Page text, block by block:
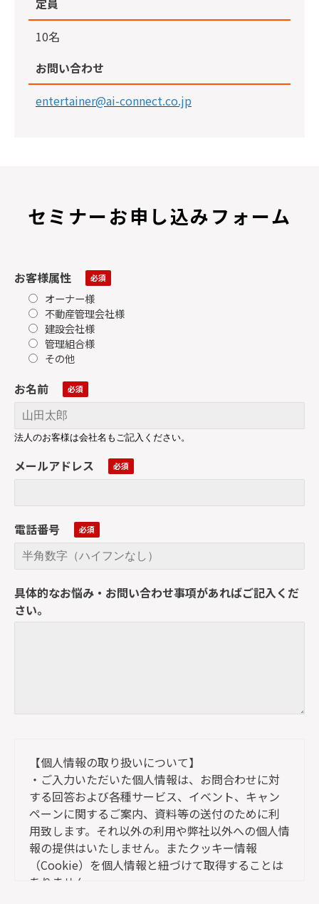
定員
10名
お問い合わせ
entertainer@ai-connect.co.jp
セミナーお申し込みフォーム
お客様属性
オーナー様
不動産管理会社様
建設会社様
管理組合様
その他
お名前
法人のお客様は会社名もご記入ください。
メールアドレス
電話番号
具体的なお悩み・お問い合わせ事項があればご記入くだ
さい。
【個人情報の取り扱いについて】
・ご入力いただいた個人情報は、お問合わせに対
する回答および各種サービス、イベント、キャン
ペーンに関するご案内、資料等の送付のために利
用致します。それ以外の利用や弊社以外への個人情
報の提供はいたしません。またクッキー情報
（Cookie）を個人情報と紐づけて取得することは
ありません。